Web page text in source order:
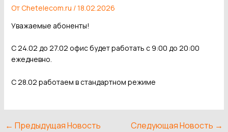
ОтChetelecom.ru /18.02.2026
Уважаемые абоненты!
С 24.02 до 27.02 офис будет работать с 9:00 до 20:00
ежедневно.
С 28.02 работаем в стандартном режиме
← Предыдущая Новость Следующая Новость →